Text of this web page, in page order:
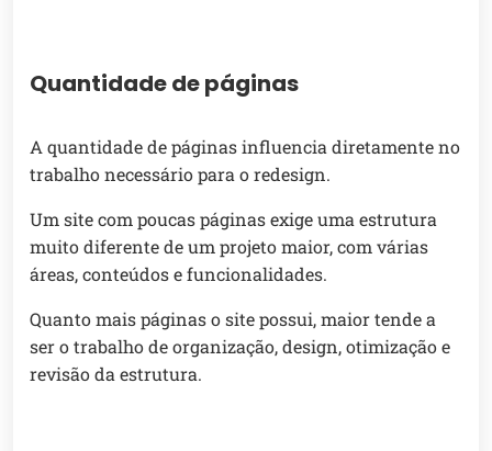
Quantidade de páginas
A quantidade de páginas influencia diretamente no
trabalho necessário para o redesign.
Um site com poucas páginas exige uma estrutura
muito diferente de um projeto maior, com várias
áreas, conteúdos e funcionalidades.
Quanto mais páginas o site possui, maior tende a
ser o trabalho de organização, design, otimização e
revisão da estrutura.